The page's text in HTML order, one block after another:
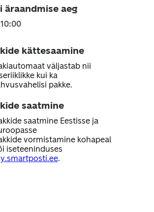
äraandmise aeg
kättesaamine
väljastab nii
kui ka
pakke.
saatmine
saatmine Eestisse ja
vormistamine kohapeal
iseteeninduses
.